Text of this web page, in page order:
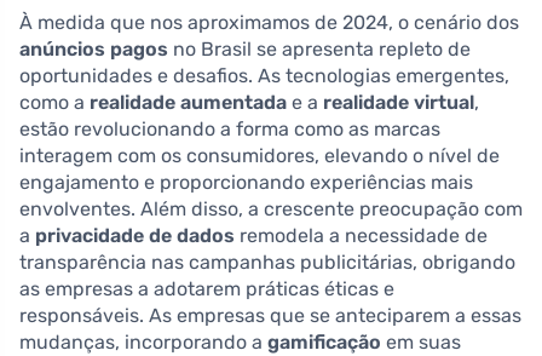
À medida que nos aproximamos de 2024, o cenário dos
anúncios pagos no Brasil se apresenta repleto de
oportunidades e desafios. As tecnologias emergentes,
como a realidade aumentada e a realidade virtual,
estão revolucionando a forma como as marcas
interagem com os consumidores, elevando o nível de
engajamento e proporcionando experiências mais
envolventes. Além disso, a crescente preocupação com
a privacidade de dados remodela a necessidade de
transparência nas campanhas publicitárias, obrigando
as empresas a adotarem práticas éticas e
responsáveis. As empresas que se anteciparem a essas
mudanças, incorporando a gamificação em suas